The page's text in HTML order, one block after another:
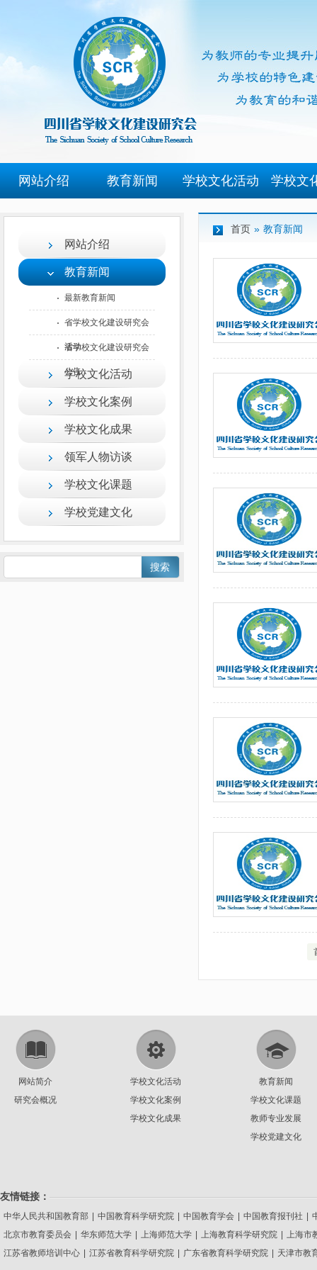
网站介绍 教育新闻 学校文化活动 学校文
网站介绍
教育新闻
最新教育新闻
省学校文化建设研究会
活动
省学校文化建设研究会
公告
学校文化活动
学校文化案例
学校文化成果
领军人物访谈
学校文化课题
学校党建文化
首页 » 教育新闻
网站简介
研究会概况
学校文化活动
学校文化案例
学校文化成果
教育新闻
学校文化课题
教师专业发展
学校党建文化
友情链接：
中华人民共和国教育部 中国教育科学研究院 中国教育学会 中国教育报刊社
北京市教育委员会
华东师范大学 上海师范大学 上海教育科学研究院
上海市
江苏省教师培训中心
江苏省教育科学研究院 广东省教育科学研究院 天津市教